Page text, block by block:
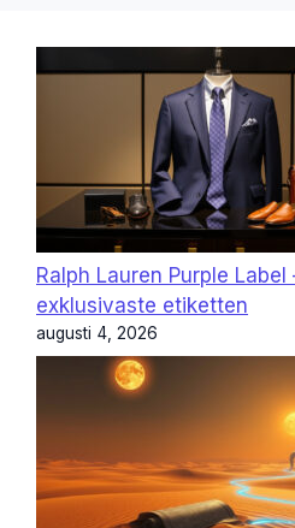
Ralph Lauren Purple Label
exklusivaste etiketten
augusti 4, 2026